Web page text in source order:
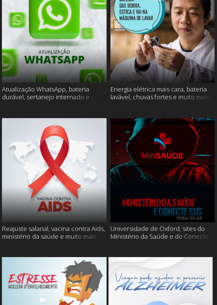
Atualização WhatsApp, bateria
durável, sertanejo internado e
Energia elétrica mais cara, bateria
lavável, chuvas fortes e muito mais
Reajuste salarial, vacina contra Aids,
ministério da saúde e muito mais
Universidade de Oxford, sites do
Ministério da Saúde e do Conecte